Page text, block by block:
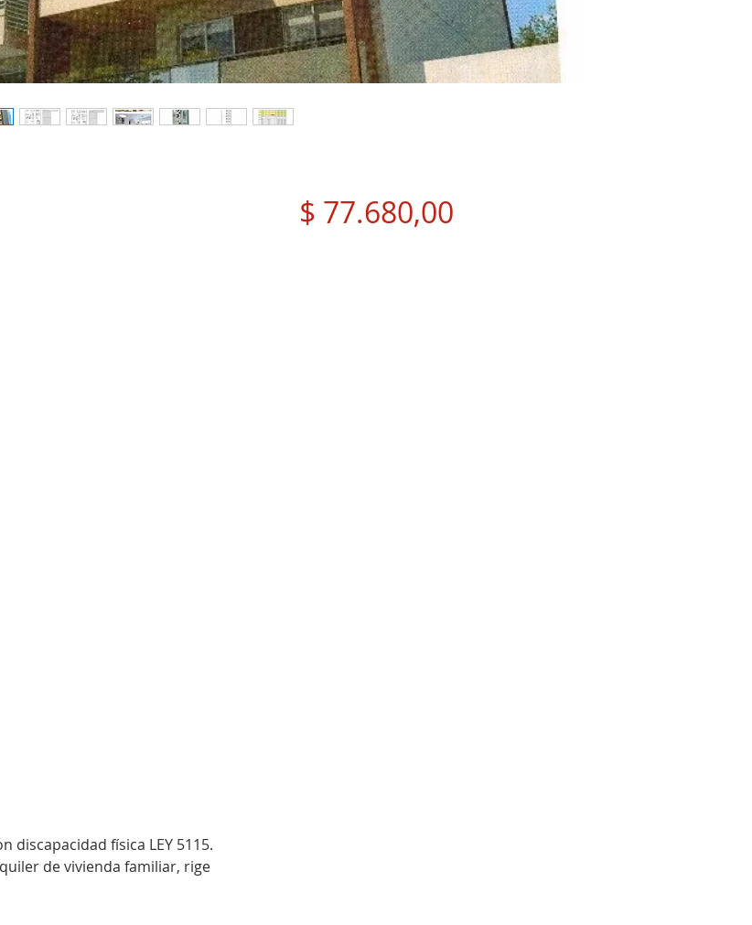
discapacidad física LEY 5115.
de vivienda familiar, rige
$ 77.680,00Precio